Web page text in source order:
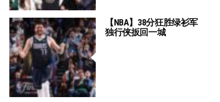
【NBA】38分狂胜绿衫军
独行侠扳回一城